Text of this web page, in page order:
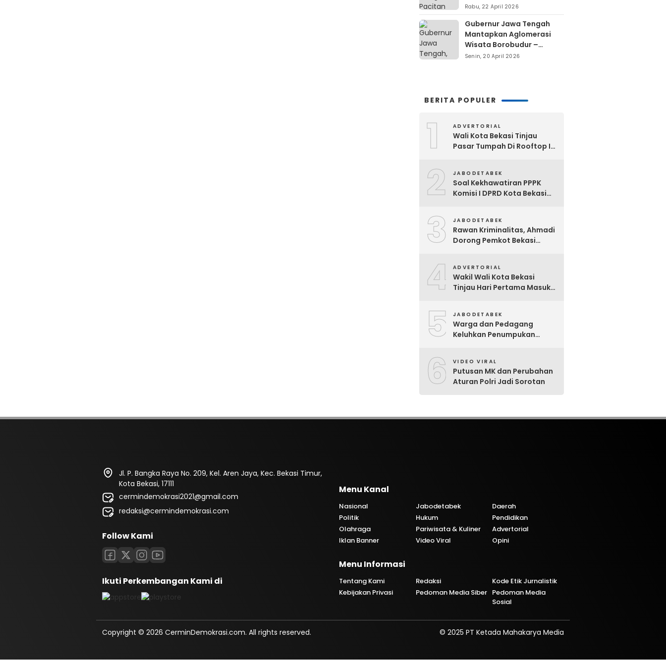
Berdiri Di Atas Lahan Milik
Warga
Rabu, 22 April 2026
Gubernur Jawa Tengah
Mantapkan Aglomerasi
Wisata Borobudur –
Kopeng – Rawa Pening
Senin, 20 April 2026
BERITA POPULER
1 ADVERTORIAL
Wali Kota Bekasi Tinjau
Pasar Tumpah Di Rooftop I
Disiapkan Bertahap
2 JABODETABEK
Soal Kekhawatiran PPPK
Komisi I DPRD Kota Bekasi
3 JABODETABEK
Rawan Kriminalitas, Ahmadi
Dorong Pemkot Bekasi
4 ADVERTORIAL
Wakil Wali Kota Bekasi
Tinjau Hari Pertama Masuk
Ajaran Baru 2026
5 JABODETABEK
Warga dan Pedagang
Keluhkan Penumpukan
6 VIDEO VIRAL
Putusan MK dan Perubahan
Aturan Polri Jadi Sorotan
Jl. P. Bangka Raya No. 209, Kel. Aren Jaya, Kec. Bekasi Timur,
Kota Bekasi, 17111
cermindemokrasi2021@gmail.com
redaksi@cermindemokrasi.com
Follow Kami
Ikuti Perkembangan Kami di
Menu Kanal
Nasional Jabodetabek
Daerah
Politik
Hukum
Pendidikan
Olahraga
Pariwisata & Kuliner
Advertorial
Iklan Banner
Video Viral Opini
Menu Informasi
Tentang Kami Redaksi
Kode Etik Jurnalistik
Kebijakan Privasi
Pedoman Media Siber Pedoman Media
Sosial
Copyright © 2026 CerminDemokrasi.com. All rights reserved. © 2025 PT Ketada Mahakarya Media